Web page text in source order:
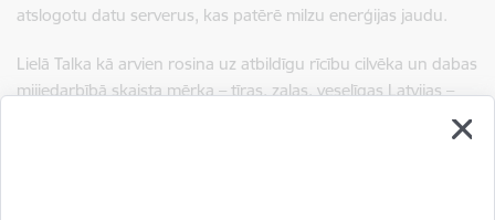
atslogotu datu serverus, kas patērē milzu enerģijas jaudu.
Lielā Talka kā arvien rosina uz atbildīgu rīcību cilvēka un dabas
mijiedarbībā skaista mērķa – tīras, zaļas, veselīgas Latvijas –
Latvijas Valsts mežiem, Latvijas Pašvaldību savienību, Klimata